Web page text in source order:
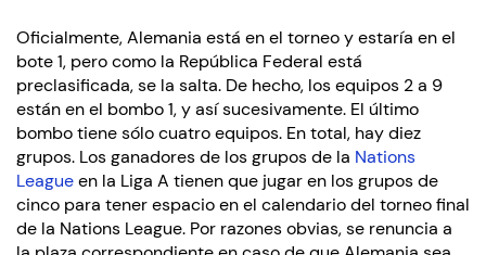
Oficialmente, Alemania está en el torneo y estaría en el
bote 1, pero como la República Federal está
preclasificada, se la salta. De hecho, los equipos 2 a 9
están en el bombo 1, y así sucesivamente. El último
bombo tiene sólo cuatro equipos. En total, hay diez
grupos. Los ganadores de los grupos de la Nations
Leagueen la Liga A tienen que jugar en los grupos de
cinco para tener espacio en el calendario del torneo final
de la Nations League. Por razones obvias, se renuncia a